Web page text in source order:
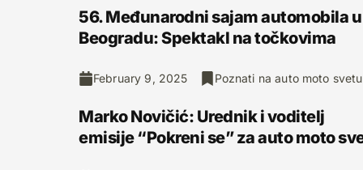
56. Međunarodni sajam automobila u
Beogradu: Spektakl na točkovima
February 9, 2025 Poznati na auto moto svetu
Marko Novičić: Urednik i voditelj
emisije “Pokreni se” za auto moto